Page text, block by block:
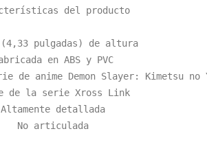
del producto
(4,33 pulgadas) de altura
en ABS y PVC
de anime Demon Slayer: Kimetsu no
de la serie Xross Link
Altamente detallada
No articulada